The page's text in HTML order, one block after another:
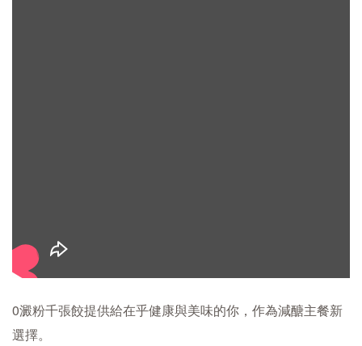
0澱粉千張餃提供給在乎健康與美味的你，作為減醣主餐新
選擇。